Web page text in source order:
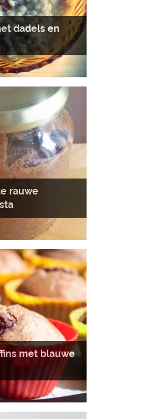
dadels en
rauwe
met blauwe